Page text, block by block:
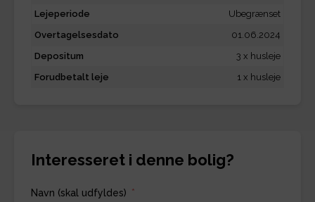
Lejeperiode
Ubegrænset
Overtagelsesdato
01.06.2024
Depositum
3 x husleje
Forudbetalt leje
1 x husleje
Interesseret i denne bolig?
Navn (skal udfyldes)